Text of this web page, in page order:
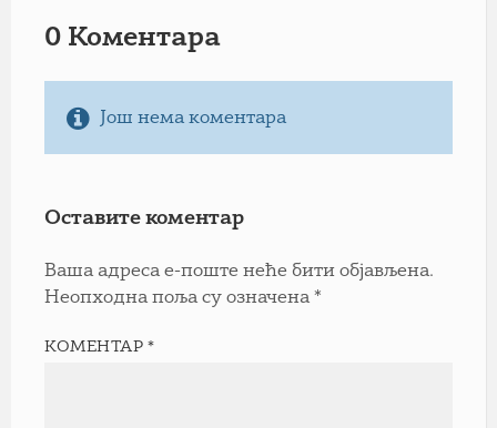
0 Коментарa
Још нема коментара
Оставите коментар
Ваша адреса е-поште неће бити објављена.
Неопходна поља су означена *
КОМЕНТАР*